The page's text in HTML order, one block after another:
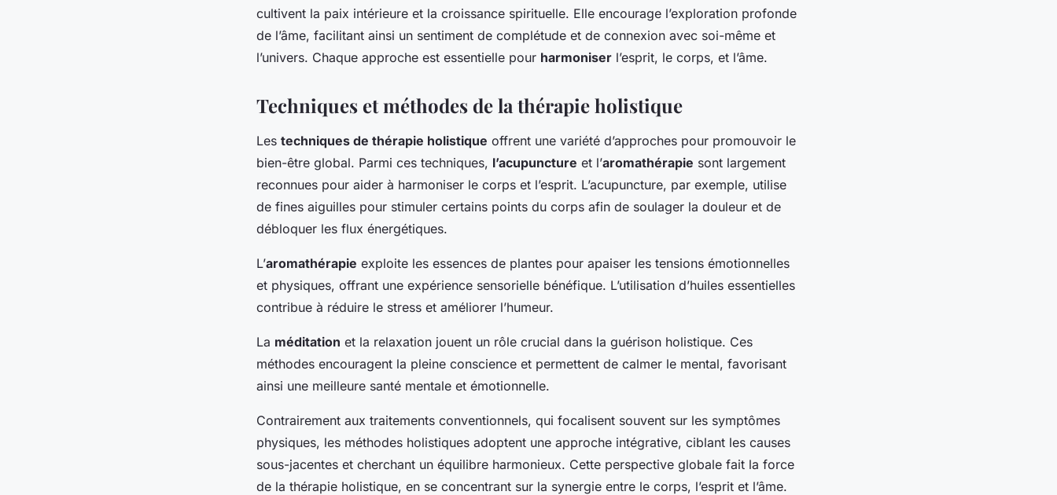
cultivent la paix intérieure et la croissance spirituelle. Elle encourage l’exploration profonde
de l’âme, facilitant ainsi un sentiment de complétude et de connexion avec soi-même et
l’univers. Chaque approche est essentielle pour harmoniser l’esprit, le corps, et l’âme.
Techniques et méthodes de la thérapie holistique
Les techniques de thérapie holistique offrent une variété d’approches pour promouvoir le
bien-être global. Parmi ces techniques, l’acupuncture et l’aromathérapie sont largement
reconnues pour aider à harmoniser le corps et l’esprit. L’acupuncture, par exemple, utilise
de fines aiguilles pour stimuler certains points du corps afin de soulager la douleur et de
débloquer les flux énergétiques.
L’aromathérapie exploite les essences de plantes pour apaiser les tensions émotionnelles
et physiques, offrant une expérience sensorielle bénéfique. L’utilisation d’huiles essentielles
contribue à réduire le stress et améliorer l’humeur.
La méditation et la relaxation jouent un rôle crucial dans la guérison holistique. Ces
méthodes encouragent la pleine conscience et permettent de calmer le mental, favorisant
ainsi une meilleure santé mentale et émotionnelle.
Contrairement aux traitements conventionnels, qui focalisent souvent sur les symptômes
physiques, les méthodes holistiques adoptent une approche intégrative, ciblant les causes
sous-jacentes et cherchant un équilibre harmonieux. Cette perspective globale fait la force
de la thérapie holistique, en se concentrant sur la synergie entre le corps, l’esprit et l’âme.